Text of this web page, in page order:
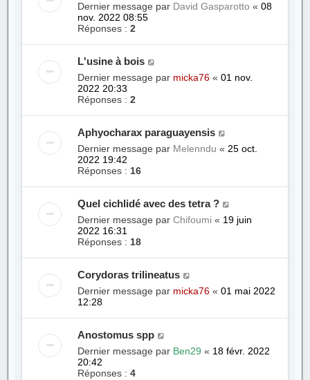
Dernier message par David Gasparotto «08
nov. 2022 08:55
Réponses :2
L'usine à bois
Dernier message par micka76 «01 nov.
2022 20:33
Réponses :2
Aphyocharax paraguayensis
Dernier message par Melenndu «25 oct.
2022 19:42
Réponses :16
Quel cichlidé avec des tetra ?
Dernier message parChifoumi « 19 juin
2022 16:31
Réponses :18
Corydoras trilineatus
Dernier message par micka76 «01 mai 2022
12:28
Anostomus spp
Dernier message par Ben29 « 18 févr. 2022
20:42
Réponses :4